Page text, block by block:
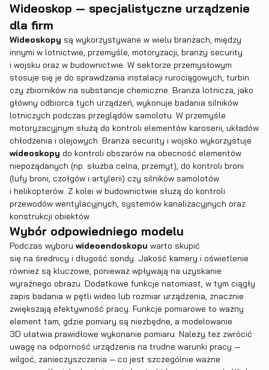
Wideoskop — specjalistyczne urządzenie
dla firm
Wideoskopy są wykorzystywane w wielu branżach, między
innymi w lotnictwie, przemyśle, motoryzacji, branży security
i wojsku oraz w budownictwie. W sektorze przemysłowym
stosuje się je do sprawdzania instalacji rurociągowych, turbin
czy zbiorników na substancje chemiczne. Branża lotnicza, jako
główny odbiorca tych urządzeń, wykonuje badania silników
lotniczych podczas przeglądów samolotu. W przemyśle
motoryzacyjnym służą do kontroli elementów karoserii, układów
chłodzenia i olejowych. Branża security i wojsko wykorzystuje
wideoskopy do kontroli obszarów na obecność elementów
niepożądanych (np. służba celna, przemyt), do kontroli broni
(lufy broni, czołgów i artylerii) czy silników samolotów
i helikopterów. Z kolei w budownictwie służą do kontroli
przewodów wentylacyjnych, systemów kanalizacyjnych oraz
konstrukcji obiektów.
Wybór odpowiedniego modelu
Podczas wyboru wideoendoskopu warto skupić
się na średnicy i długość sondy. Jakość kamery i oświetlenie
również są kluczowe, ponieważ wpływają na uzyskanie
wyraźnego obrazu. Dodatkowe funkcje natomiast, w tym ciągły
zapis badania w pętli wideo lub rozmiar urządzenia, znacznie
zwiększają efektywność pracy. Funkcje pomiarowe to ważny
element tam, gdzie pomiary są niezbędne, a modelowanie
3D ułatwia prawidłowe wykonanie pomiaru. Należy też zwrócić
uwagę na odporność urządzenia na trudne warunki pracy —
wilgoć, zanieczyszczenia — co jest szczególnie ważne